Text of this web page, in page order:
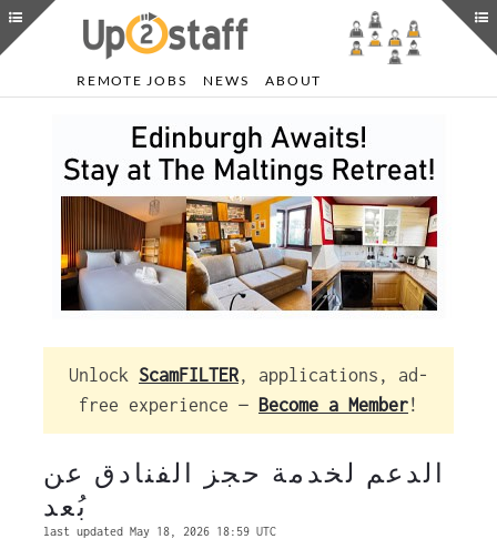
REMOTE JOBS NEWS ABOUT
Unlock ScamFILTER, applications, ad-
free experience — Become a Member!
الدعم لخدمة حجز الفنادق عن
بُعد
last updated May 18, 2026 18:59 UTC